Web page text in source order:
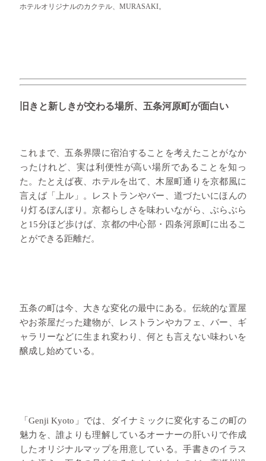
ホテルオリジナルのカクテル、MURASAKI。
旧きと新しきが交わる場所、五条河原町が面白い
これまで、五条界隈に宿泊することを考えたことがなか
ったけれど、実は利便性が高い場所であることを知っ
た。たとえば夜、ホテルを出て、木屋町通りを京都風に
言えば「上ル」。レストランやバー、道づたいにほんの
り灯るぼんぼり。京都らしさを味わいながら、ぶらぶら
と15分ほど歩けば、京都の中心部・四条河原町に出るこ
とができる距離だ。
五条の町は今、大きな変化の最中にある。伝統的な置屋
やお茶屋だった建物が、レストランやカフェ、バー、ギ
ャラリーなどに生まれ変わり、何とも言えない味わいを
醸成し始めている。
「Genji Kyoto」では、ダイナミックに変化するこの町の
魅力を、誰よりも理解しているオーナーの肝いりで作成
したオリジナルマップを用意している。手書きのイラス